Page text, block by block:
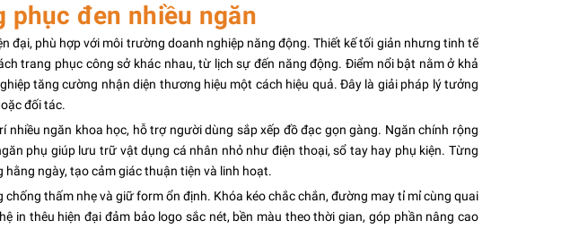
phục đen nhiều ngăn
đại, phù hợp với môi trường doanh nghiệp năng động. Thiết kế tối giản nhưng tinh tế
trang phục công sở khác nhau, từ lịch sự đến năng động. Điểm nổi bật nằm ở khả
tăng cường nhận diện thương hiệu một cách hiệu quả. Đây là giải pháp lý tưởng
đối tác.
nhiều ngăn khoa học, hỗ trợ người dùng sắp xếp đồ đạc gọn gàng. Ngăn chính rộng
phụ giúp lưu trữ vật dụng cá nhân nhỏ như điện thoại, sổ tay hay phụ kiện. Từng
ngày, tạo cảm giác thuận tiện và linh hoạt.
chống thấm nhẹ và giữ form ổn định. Khóa kéo chắc chắn, đường may tỉ mỉ cùng quai
in thêu hiện đại đảm bảo logo sắc nét, bền màu theo thời gian, góp phần nâng cao